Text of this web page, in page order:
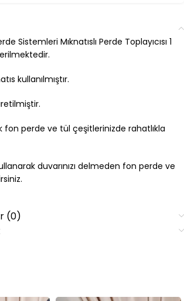
Sistemleri Mıknatıslı Perde Toplayıcısı 1
kullanılmıştır.
fon perde ve tül çeşitlerinizde rahatlıkla
duvarınızı delmeden fon perde ve
(0)